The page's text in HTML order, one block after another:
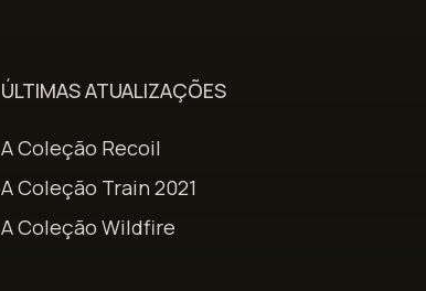
ÚLTIMAS ATUALIZAÇÕES
A Coleção Recoil
A Coleção Train 2021
A Coleção Wildfire